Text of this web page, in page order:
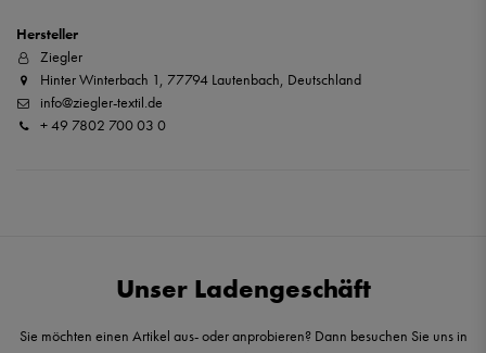
Hersteller
Ziegler
Hinter Winterbach 1, 77794 Lautenbach, Deutschland
info@ziegler-textil.de
+ 49 7802 700 03 0
Unser Ladengeschäft
Sie möchten einen Artikel aus- oder anprobieren? Dann besuchen Sie uns in